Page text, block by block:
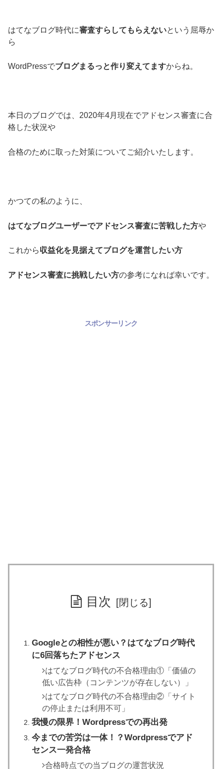
はてなブログ時代に審査すらしてもらえないという屈辱か
ら
WordPressでブログまるっと作り変えてますからね。
本日のブログでは、2020年4月現在でアドセンス審査に合
格した状況や
合格のために取った対策についてご紹介いたします。
かつての私のように、
はてなブログユーザーでアドセンス審査に苦戦した方や
これから収益化を見据えてブログを運営したい方
アドセンス審査に挑戦したい方の参考になれば幸いです。
スポンサーリンク
目次
Googleとの相性が悪い？はてなブログ時代
に6回落ちたアドセンス
はてなブログ時代の不合格理由①「価値の
低い広告枠（コンテンツが存在しない）」
はてなブログ時代の不合格理由②「サイト
の停止または利用不可」
我慢の限界！Wordpressでの再出発
今までの苦労は一体！？Wordpressでアド
センス一発合格
合格時点での当ブログの運営状況